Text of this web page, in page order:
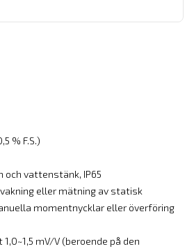
% F.S.)
och vattenstänk, IP65
eller mätning av statisk
momentnycklar eller överföring
mV/V (beroende på den